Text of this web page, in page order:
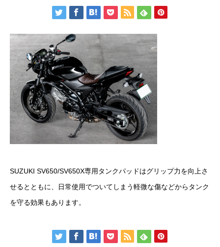
SUZUKI SV650/SV650X専用タンクパッドはグリップ力を向上さ
せるとともに、日常使用でついてしまう軽微な傷などからタンク
を守る効果もあります。